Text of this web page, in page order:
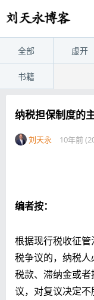
全部 虚开
书籍
纳税担保制度的
刘天永 10年前
编者按：
根据现行税收征
税争议的，纳税
税款、滞纳金或
议，对复议决定